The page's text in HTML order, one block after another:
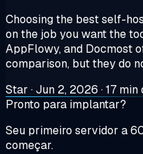
Choosing the best self-
on the job you want the
AppFlowy, and Docmost
comparison, but they do
Star ·Jun 2, 2026 ·17 min
Pronto para implantar?
Seu primeiro servidor a
começar.